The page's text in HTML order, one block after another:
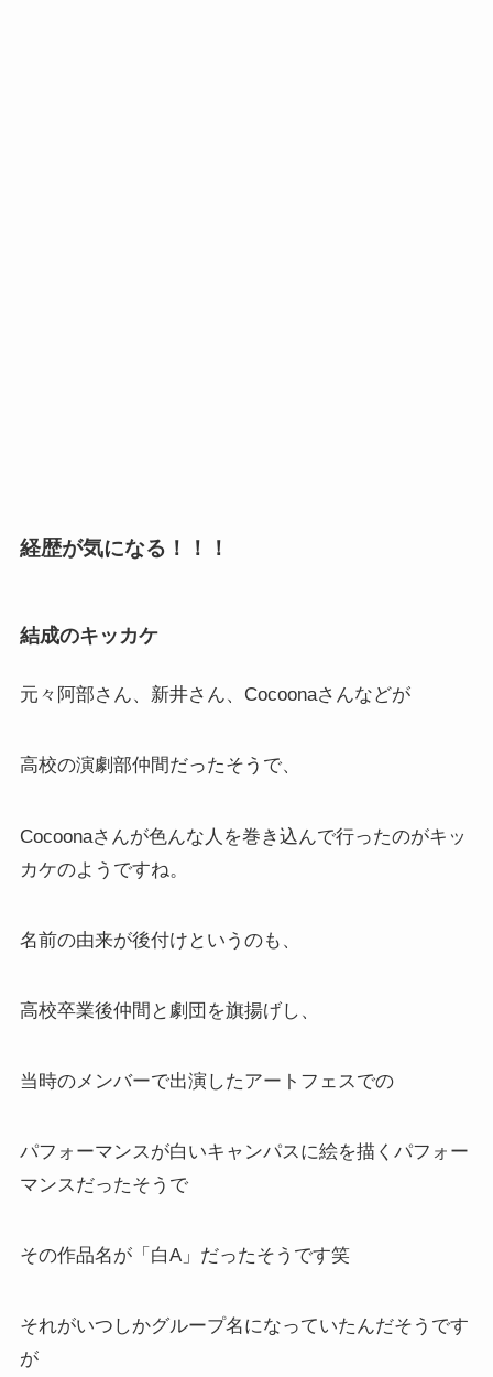
経歴が気になる！！！
結成のキッカケ
元々阿部さん、新井さん、Cocoonaさんなどが
高校の演劇部仲間だったそうで、
Cocoonaさんが色んな人を巻き込んで行ったのがキッ
カケのようですね。
名前の由来が後付けというのも、
高校卒業後仲間と劇団を旗揚げし、
当時のメンバーで出演したアートフェスでの
パフォーマンスが白いキャンパスに絵を描くパフォー
マンスだったそうで
その作品名が「白A」だったそうです笑
それがいつしかグループ名になっていたんだそうです
が